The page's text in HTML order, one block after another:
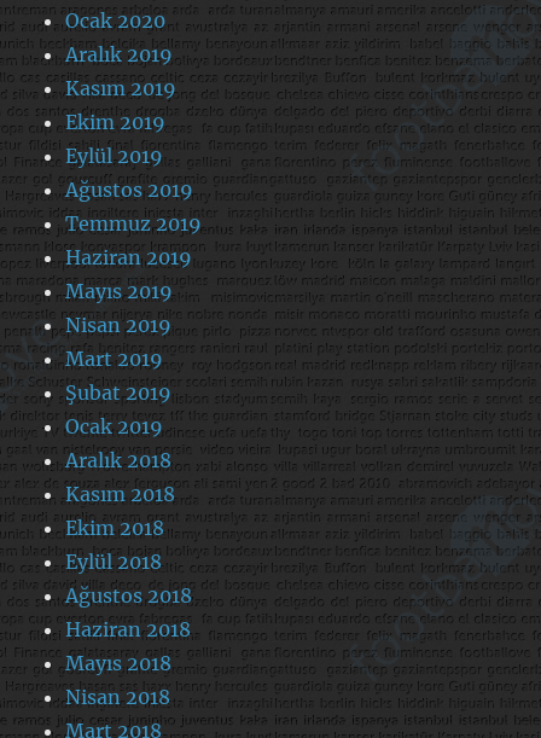
Ocak 2020
Aralık 2019
Kasım 2019
Ekim 2019
Eylül 2019
Ağustos 2019
Temmuz 2019
Haziran 2019
Mayıs 2019
Nisan 2019
Mart 2019
Şubat 2019
Ocak 2019
Aralık 2018
Kasım 2018
Ekim 2018
Eylül 2018
Ağustos 2018
Haziran 2018
Mayıs 2018
Nisan 2018
Mart 2018